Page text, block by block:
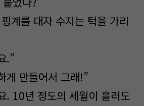
계를 대자 수지는 턱을 가리
.”
게 만들어서 그래!”
. 10년 정도의 세월이 흘러도